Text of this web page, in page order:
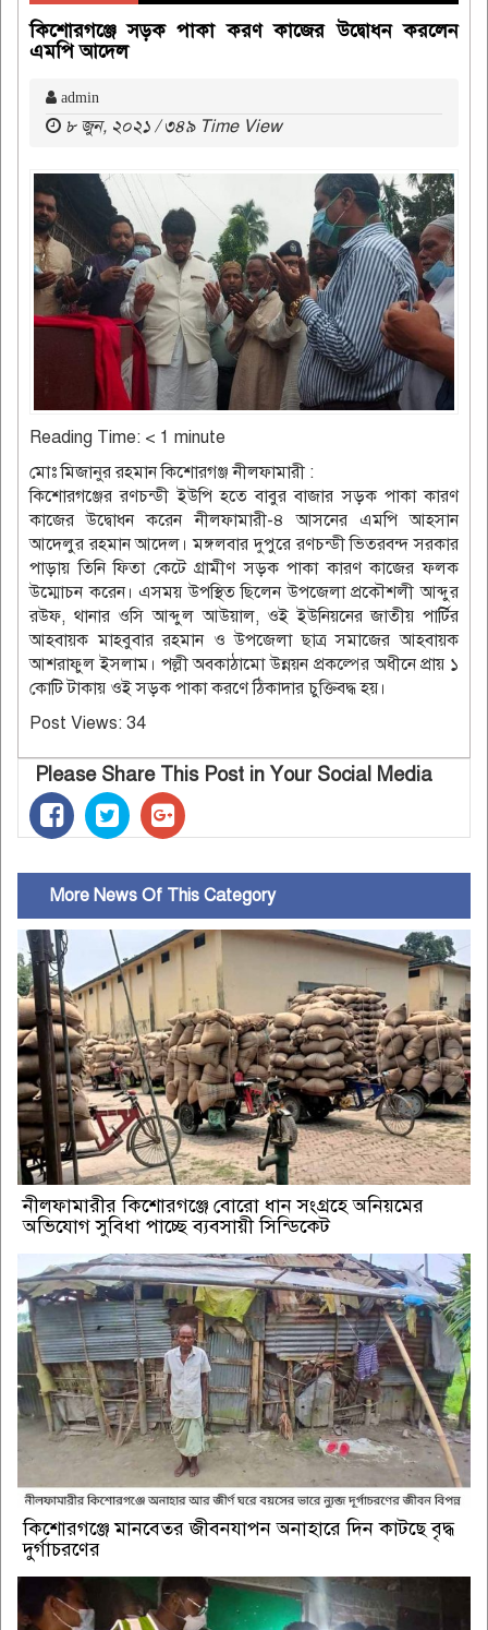
কিশোরগঞ্জে সড়ক পাকা করণ কাজের উদ্বোধন করলেন
এমপি আদেল
admin
৮ জুন, ২০২১ / ৩৪৯ Time View
Reading Time: < 1 minute
মোঃ মিজানুর রহমান কিশোরগঞ্জ নীলফামারী :
কিশোরগঞ্জের রণচন্ডী ইউপি হতে বাবুর বাজার সড়ক পাকা কারণ
কাজের উদ্বোধন করেন নীলফামারী-৪ আসনের এমপি আহসান
আদেলুর রহমান আদেল। মঙ্গলবার দুপুরে রণচন্ডী ভিতরবন্দ সরকার
পাড়ায় তিনি ফিতা কেটে গ্রামীণ সড়ক পাকা কারণ কাজের ফলক
উম্মোচন করেন। এসময় উপস্থিত ছিলেন উপজেলা প্রকৌশলী আব্দুর
রউফ, থানার ওসি আব্দুল আউয়াল, ওই ইউনিয়নের জাতীয় পার্টির
আহবায়ক মাহবুবার রহমান ও উপজেলা ছাত্র সমাজের আহবায়ক
আশরাফুল ইসলাম। পল্লী অবকাঠামো উন্নয়ন প্রকল্পের অধীনে প্রায় ১
কোটি টাকায় ওই সড়ক পাকা করণে ঠিকাদার চুক্তিবদ্ধ হয়।
Post Views: 34
Please Share This Post in Your Social Media
More News Of This Category
নীলফামারীর কিশোরগঞ্জে বোরো ধান সংগ্রহে অনিয়মের
অভিযোগ সুবিধা পাচ্ছে ব্যবসায়ী সিন্ডিকেট
কিশোরগঞ্জে মানবেতর জীবনযাপন অনাহারে দিন কাটছে বৃদ্ধ
দুর্গাচরণের